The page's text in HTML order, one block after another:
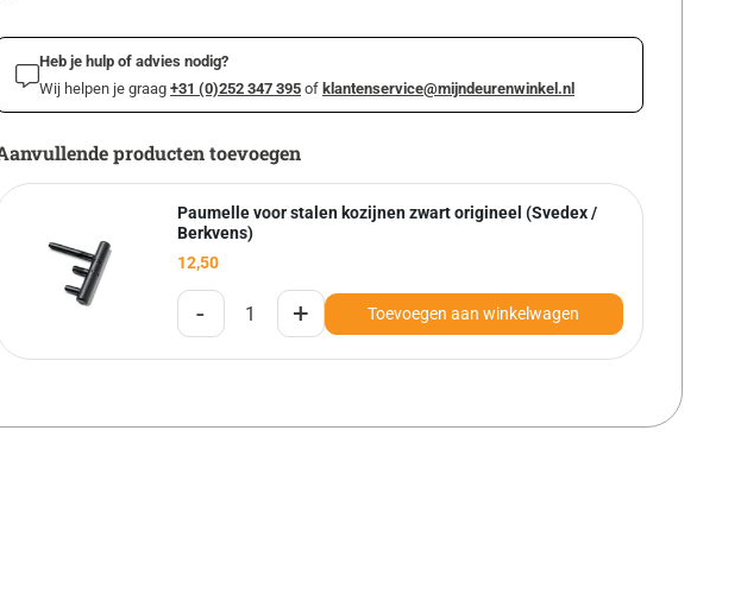
Heb je hulp of advies nodig?
Wij helpen je graag +31 (0)252 347 395 of klantenservice@mijndeurenwinkel.nl
producten toevoegen
Paumelle voor stalen kozijnen zwart origineel (Svedex /
Berkvens)
12,50
- + Toevoegen aan winkelwagen